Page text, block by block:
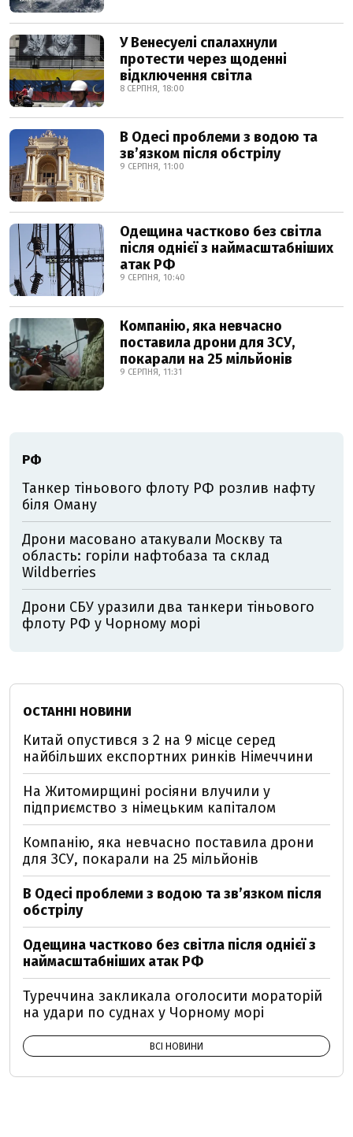
У Венесуелі спалахнули
протести через щоденні
відключення світла
8 СЕРПНЯ, 18:00
В Одесі проблеми з водою та
звʼязком після обстрілу
9 СЕРПНЯ, 11:00
Одещина частково без світла
після однієї з наймасштабніших
атак РФ
9 СЕРПНЯ, 10:40
Компанію, яка невчасно
поставила дрони для ЗСУ,
покарали на 25 мільйонів
9 СЕРПНЯ, 11:31
РФ
Танкер тіньового флоту РФ розлив нафту
біля Оману
Дрони масовано атакували Москву та
область: горіли нафтобаза та склад
Wildberries
Дрони СБУ уразили два танкери тіньового
флоту РФ у Чорному морі
ОСТАННІ НОВИНИ
Китай опустився з 2 на 9 місце серед
найбільших експортних ринків Німеччини
На Житомирщині росіяни влучили у
підприємство з німецьким капіталом
Компанію, яка невчасно поставила дрони
для ЗСУ, покарали на 25 мільйонів
В Одесі проблеми з водою та звʼязком після
обстрілу
Одещина частково без світла після однієї з
наймасштабніших атак РФ
Туреччина закликала оголосити мораторій
на удари по суднах у Чорному морі
ВСІ НОВИНИ